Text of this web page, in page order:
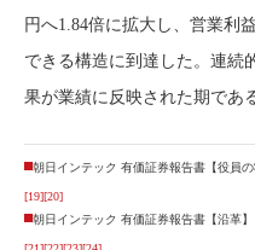
円へ1.84倍に拡大し、営業利
できる構造に到達した。連続
果が業績に反映された期であ
朝日インテック 有価証券報告書【役員の
[19][20]
朝日インテック 有価証券報告書【沿革】